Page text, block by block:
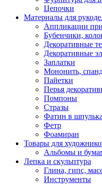
Цепочки
Материалы для
Аппликации
Бубенчики,
Декоративные
Декоративные
Заплатки
Мононить,
Пайетки
Перья
Помпоны
Стразы
Фатин в
Фетр
Фоамиран
Товары для
Альбомы и
Лепка и скульптура
Глина, гипс,
Инструменты